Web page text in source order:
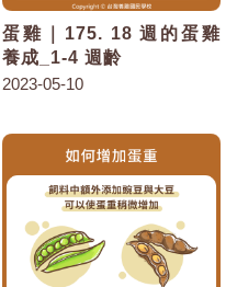
蛋雞｜175. 18 週的蛋雞
養成_1-4 週齡
2023-05-10